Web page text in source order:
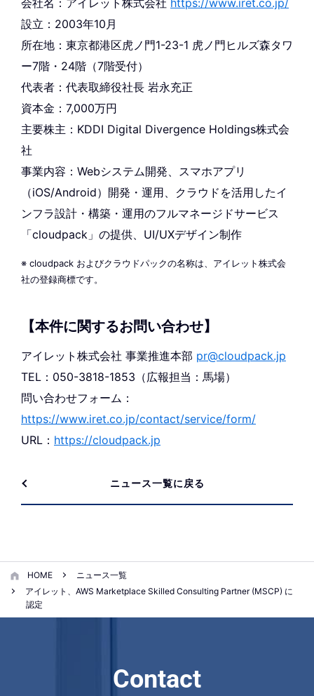
設立：2003年10月
所在地：東京都港区虎ノ門1-23-1 虎ノ門ヒルズ森タワ
ー7階・24階（7階受付）
代表者：代表取締役社長 岩永充正
資本金：7,000万円
主要株主：KDDI Digital Divergence Holdings株式会
社
事業内容：Webシステム開発、スマホアプリ
（iOS/Android）開発・運用、クラウドを活用したイ
ンフラ設計・構築・運用のフルマネージドサービス
「cloudpack」の提供、UI/UXデザイン制作
※ cloudpack およびクラウドパックの名称は、アイレット株式会
社の登録商標です。
【本件に関するお問い合わせ】
アイレット株式会社 事業推進本部 pr@cloudpack.jp
TEL：050-3818-1853（広報担当：馬場）
問い合わせフォーム：
https://www.iret.co.jp/contact/service/form/
URL： https://cloudpack.jp
ニュース一覧に戻る
HOME
ニュース一覧
アイレット、AWS Marketplace Skilled Consulting Partner (MSCP) に
認定
Contact